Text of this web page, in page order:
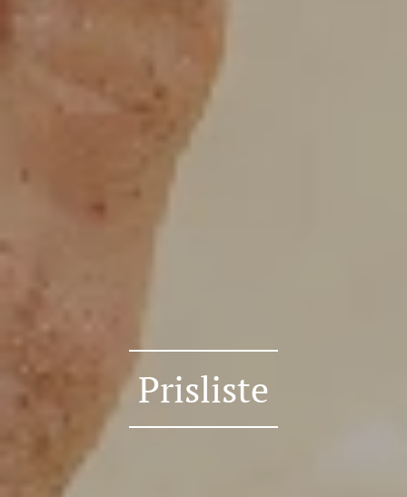
Prisliste